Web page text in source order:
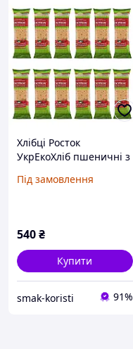
Хлібці Росток
УкрЕкоХліб пшеничні з
зерен пророщених,
Під замовлення
540 ₴
Купити
smak-koristi 91%